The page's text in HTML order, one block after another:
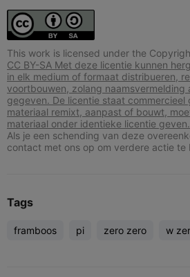
This work is licensed under the
CC BY-SA Met deze licentie kunnen
in elk medium of formaat distribueren,
voortbouwen, zolang naamsvermelding
gegeven. De licentie staat commercieel
materiaal remixt, aanpast of bouwt,
materiaal onder identieke licentie geven.
Als je een schending van deze
contact met ons op om verdere actie te
Tags
framboos pi zero zero w